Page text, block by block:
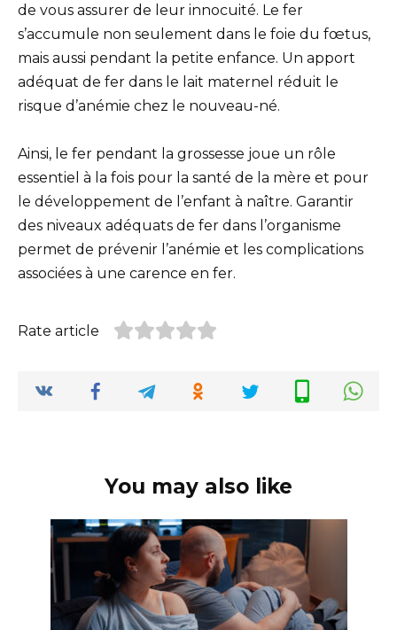
de vous assurer de leur innocuité. Le fer
s’accumule non seulement dans le foie du fœtus,
mais aussi pendant la petite enfance. Un apport
adéquat de fer dans le lait maternel réduit le
risque d’anémie chez le nouveau-né.
Ainsi, le fer pendant la grossesse joue un rôle
essentiel à la fois pour la santé de la mère et pour
le développement de l’enfant à naître. Garantir
des niveaux adéquats de fer dans l’organisme
permet de prévenir l’anémie et les complications
associées à une carence en fer.
Rate article
You may also like